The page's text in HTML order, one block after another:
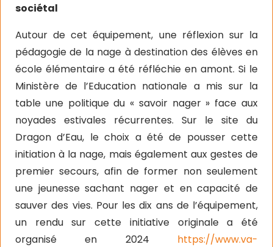
sociétal
Autour de cet équipement, une réflexion sur la
pédagogie de la nage à destination des élèves en
école élémentaire a été réfléchie en amont. Si le
Ministère de l’Education nationale a mis sur la
table une politique du « savoir nager » face aux
noyades estivales récurrentes. Sur le site du
Dragon d’Eau, le choix a été de pousser cette
initiation à la nage, mais également aux gestes de
premier secours, afin de former non seulement
une jeunesse sachant nager et en capacité de
sauver des vies. Pour les dix ans de l’équipement,
un rendu sur cette initiative originale a été
organisé en 2024 https://www.va-